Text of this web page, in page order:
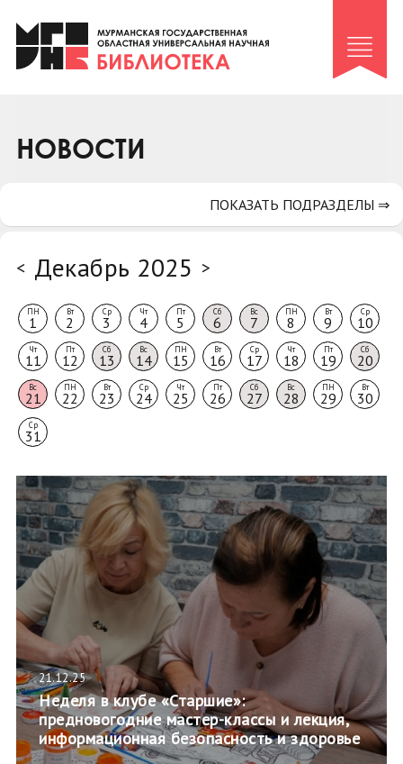
Клуб «Гиря и сельдерей»
Клуб «Семейный архив»
Коллегам
НОВОСТИ
< Декабрь 2025 >
ПН
1
Вт
2
Ср
3
Чт
4
Пт
5
Сб
6
Вс
7
ПН
8
Вт
9
Ср
10
Чт
11
Пт
12
Сб
13
Вс
14
ПН
15
Вт
16
Ср
17
Чт
18
Пт
19
Сб
20
Вс
21
ПН
22
Вт
23
Ср
24
Чт
25
Пт
26
Сб
27
Вс
28
ПН
29
Вт
30
Ср
31
21.12.25
Неделя в клубе «Старшие»:
предновогодние мастер-классы и лекция,
информационная безопасность и здоровье
ПОКАЗАТЬ ПОДРАЗДЕЛЫ ⇒